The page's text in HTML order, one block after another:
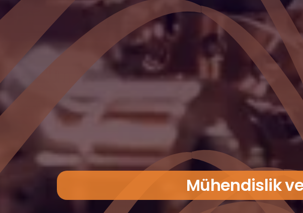
Mühendislik